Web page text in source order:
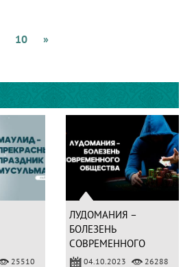
10 »
25510
ЛУДОМАНИЯ –
БОЛЕЗЕНЬ
СОВРЕМЕННОГО
ОБЩЕСТВА
04.10.2023 26288